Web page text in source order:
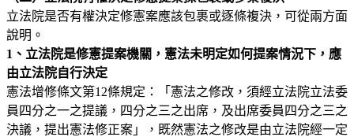
立法院是否有權決定修憲案應該包裹或逐條複決，可從兩方面
說明。
1 、立法院是修憲提案機關，憲法未明定如何提案情況下，應
由立法院自行決定
憲法增修條文第12條規定：「憲法之修改，須經立法院立法委
員四分之一之提議，四分之三之出席，及出席委員四分之三之
決議，提出憲法修正案」，既然憲法之修改是由立法院經一定